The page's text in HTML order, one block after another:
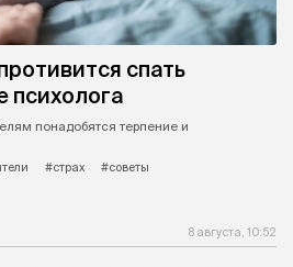
спать
психолога
понадобятся терпение и
#страх
#советы
8 августа, 10:52